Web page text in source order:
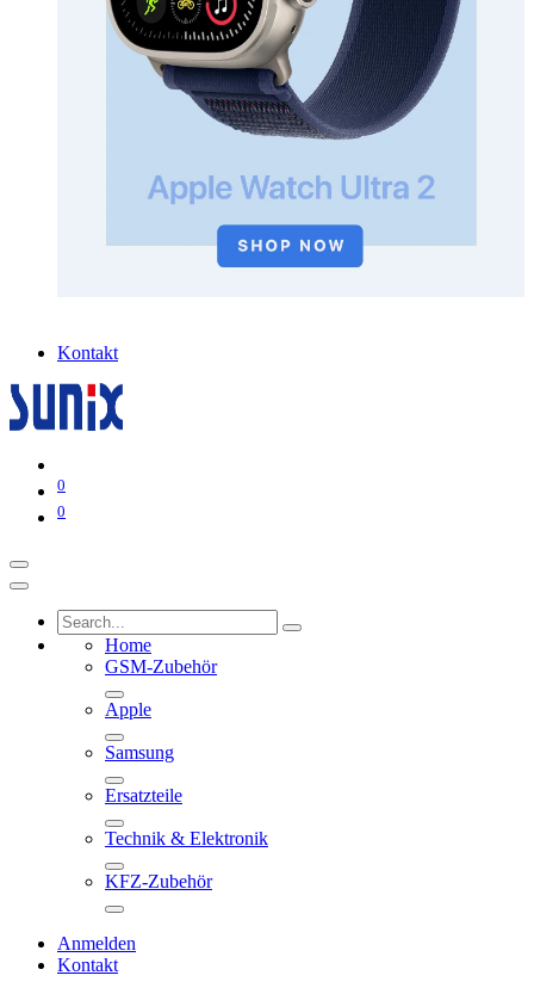
Kontakt
0
0
Home
GSM-Zubehör
Apple
Samsung
Ersatzteile
Technik & Elektronik
KFZ-Zubehör
Anmelden
Kontakt